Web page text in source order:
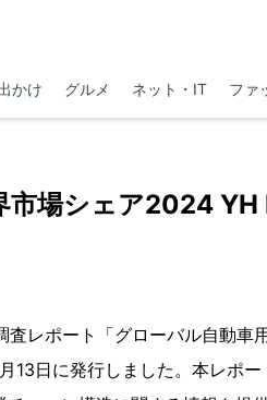
かけ グルメ ネット・IT ファ
市場シェア2024
レポート「グローバル自動車
日に発行しました。本レポー